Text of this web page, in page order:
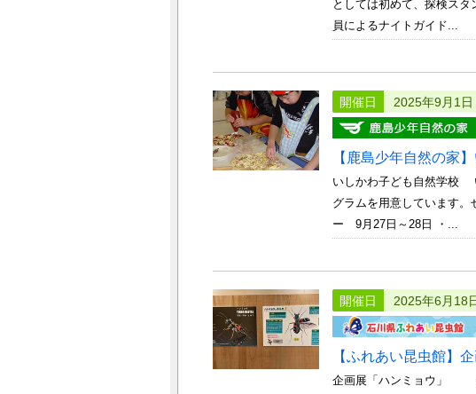
としては初めて、探検ス
員によるナイトガイド...
開催日 2025年9月1日
【鹿島少年自然の家
いしかわ子ども自然学校
グラムを用意しています
ー 9月27日～28日 ・...
開催日 2025年6月18
【ふれあい昆虫館】
企画展「ハンミョウ」 非